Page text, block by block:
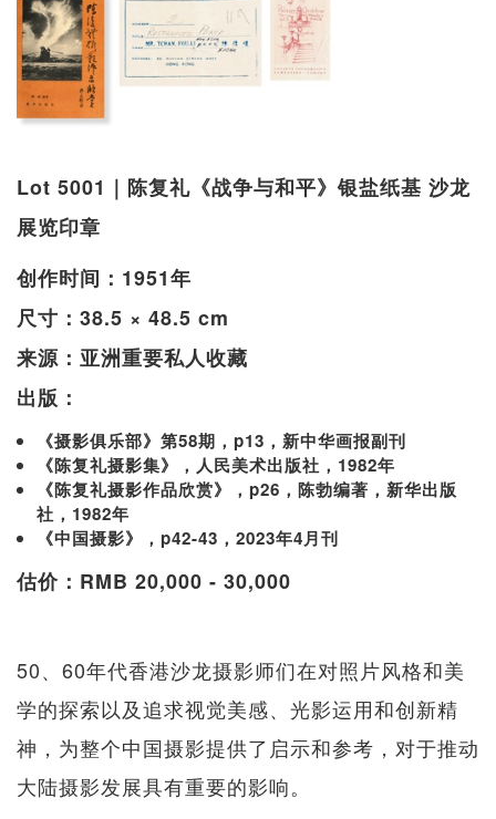
Lot 5001｜陈复礼《战争与和平》银盐纸基 沙龙
展览印章
创作时间：1951年
尺寸：38.5 × 48.5 cm
来源：亚洲重要私人收藏
出版：
《摄影俱乐部》第58期，p13，新中华画报副刊
《陈复礼摄影集》，人民美术出版社，1982年
《陈复礼摄影作品欣赏》，p26，陈勃编著，新华出版
社，1982年
《中国摄影》，p42-43，2023年4月刊
估价：RMB 20,000 - 30,000
50、60年代香港沙龙摄影师们在对照片风格和美
学的探索以及追求视觉美感、光影运用和创新精
神，为整个中国摄影提供了启示和参考，对于推动
大陆摄影发展具有重要的影响。